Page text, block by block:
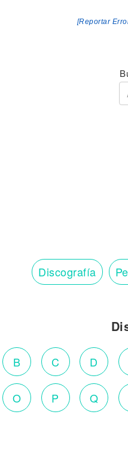
[Reportar
Discografía
B C D
O P Q